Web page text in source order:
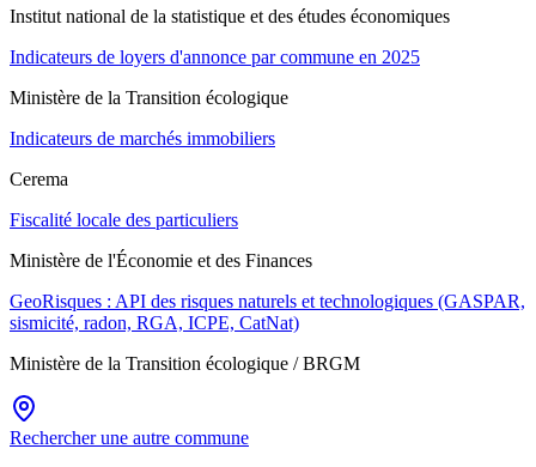
Institut national de la statistique et des études économiques
Indicateurs de loyers d'annonce par commune en 2025
Ministère de la Transition écologique
Indicateurs de marchés immobiliers
Cerema
Fiscalité locale des particuliers
Ministère de l'Économie et des Finances
GeoRisques : API des risques naturels et technologiques (GASPAR,
sismicité, radon, RGA, ICPE, CatNat)
Ministère de la Transition écologique / BRGM
Rechercher une autre commune